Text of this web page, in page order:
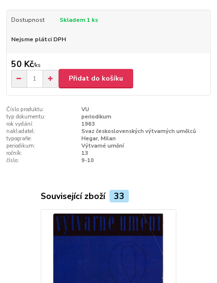
Dostupnost Skladem 1 ks
Nejsme plátci DPH
50 Kč/ks
Přidat do košíku
Číslo produktu:
VU
typ dokumentu:
periodikum
rok vydání:
1963
nakladatel:
Svaz československých výtvarných umělců
typografie:
Hegar, Milan
periodikum:
Výtvarné umění
ročník:
13
číslo:
9-10
Související zboží 33